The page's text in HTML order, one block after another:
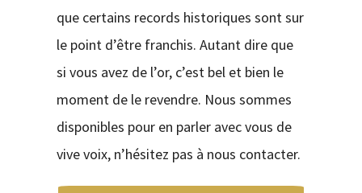
que certains records historiques sont sur
le point d’être franchis. Autant dire que
si vous avez de l’or, c’est bel et bien le
moment de le revendre. Nous sommes
disponibles pour en parler avec vous de
vive voix, n’hésitez pas à nous contacter.